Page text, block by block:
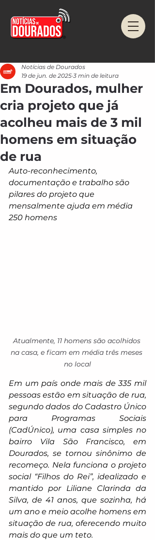
Em Dourados, mulher
cria projeto que já
acolheu mais de 3 mil
homens em situação
de rua
Notícias de Dourados
19 de jun. de 2025 3 min de leitura
Auto-reconhecimento,
documentação e trabalho são
pilares do projeto que
mensalmente ajuda em média
250 homens
Atualmente, 11 homens são acolhidos
na casa, e ficam em média três meses
no local
Em um país onde mais de 335 mil
pessoas estão em situação de rua,
segundo dados do Cadastro Único
para Programas Sociais
(CadÚnico), uma casa simples no
bairro Vila São Francisco, em
Dourados, se tornou sinônimo de
recomeço. Nela funciona o projeto
social “Filhos do Rei”, idealizado e
mantido por Liliane Clarinda da
Silva, de 41 anos, que sozinha, há
um ano e meio acolhe homens em
situação de rua, oferecendo muito
mais do que um teto.